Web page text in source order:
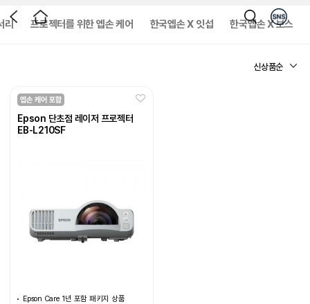
리 프로젝터를 위한 엡손 케어 한국엡손 X 잇섭 한국엡손 X 보스
Epson 단초점 레이저 프로젝터
EB-L210SF
Epson Care 1년 포함 패키지 상품